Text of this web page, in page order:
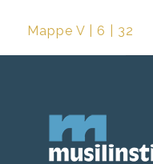
Mappe V | 6 | 32